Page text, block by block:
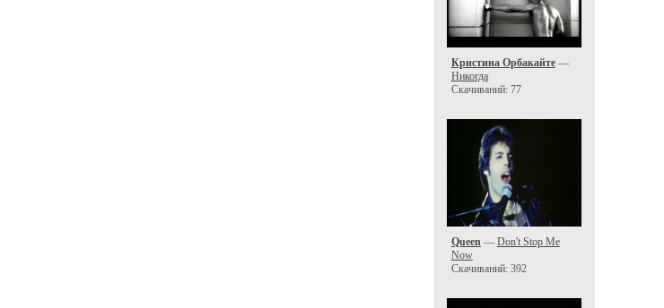
Кристина Орбакайте—
Никогда
Скачиваний: 77
Queen— Don't Stop Me
Now
Скачиваний: 392